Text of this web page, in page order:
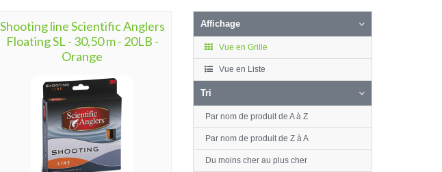
Shooting line Scientific Anglers
Floating SL - 30,50 m - 20LB -
Orange
Affichage
Vue en Grille
Vue en Liste
Tri
Par nom de produit de A à Z
Par nom de produit de Z à A
Du moins cher au plus cher